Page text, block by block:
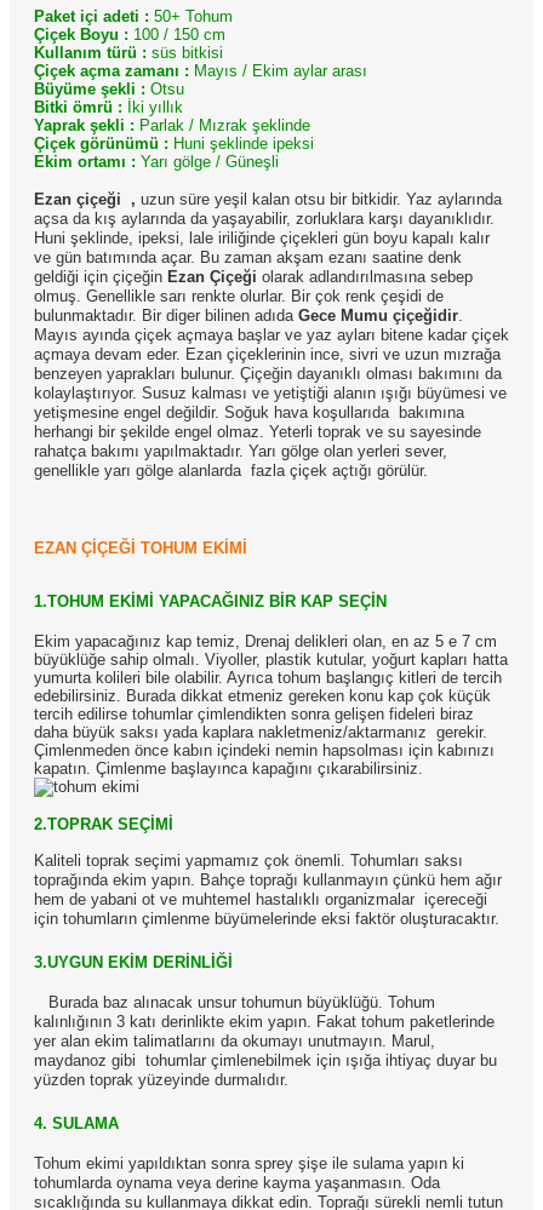
Paket içi adeti : 50+ Tohum
Çiçek Boyu : 100 / 150 cm
Kullanım türü : süs bitkisi
Çiçek açma zamanı : Mayıs / Ekim aylar arası
Büyüme şekli : Otsu
Bitki ömrü : İki yıllık
Yaprak şekli : Parlak / Mızrak şeklinde
Çiçek görünümü : Huni şeklinde ipeksi
Ekim ortamı : Yarı gölge / Güneşli
Ezan çiçeği , uzun süre yeşil kalan otsu bir bitkidir. Yaz aylarında
açsa da kış aylarında da yaşayabilir, zorluklara karşı dayanıklıdır.
Huni şeklinde, ipeksi, lale iriliğinde çiçekleri gün boyu kapalı kalır
ve gün batımında açar. Bu zaman akşam ezanı saatine denk
geldiği için çiçeğin Ezan Çiçeği olarak adlandırılmasına sebep
olmuş. Genellikle sarı renkte olurlar. Bir çok renk çeşidi de
bulunmaktadır. Bir diger bilinen adıda Gece Mumu çiçeğidir.
Mayıs ayında çiçek açmaya başlar ve yaz ayları bitene kadar çiçek
açmaya devam eder. Ezan çiçeklerinin ince, sivri ve uzun mızrağa
benzeyen yaprakları bulunur. Çiçeğin dayanıklı olması bakımını da
kolaylaştırıyor. Susuz kalması ve yetiştiği alanın ışığı büyümesi ve
yetişmesine engel değildir. Soğuk hava koşullarıda bakımına
herhangi bir şekilde engel olmaz. Yeterli toprak ve su sayesinde
rahatça bakımı yapılmaktadır. Yarı gölge olan yerleri sever,
genellikle yarı gölge alanlarda fazla çiçek açtığı görülür.
EZAN ÇİÇEĞİ TOHUM EKİMİ
1.TOHUM EKİMİ YAPACAĞINIZ BİR KAP SEÇİN
E kim yapacağınız kap temiz, Drenaj delikleri olan, en az 5 e 7 cm
büyüklüğe sahip olmalı. Viyoller, plastik kutular, yoğurt kapları hatta
yumurta kolileri bile olabilir. Ayrıca tohum başlangıç kitleri de tercih
edebilirsiniz. Burada dikkat etmeniz gereken konu kap çok küçük
tercih edilirse tohumlar çimlendikten sonra gelişen fideleri biraz
daha büyük saksı yada kaplara nakletmeniz/aktarmanız gerekir.
Çimlenmeden önce kabın içindeki nemin hapsolması için kabınızı
kapatın. Çimlenme başlayınca kapağını çıkarabilirsiniz.
2.TOPRAK SEÇİMİ
Kaliteli toprak seçimi yapmamız çok önemli. Tohumları saksı
toprağında ekim yapın. Bahçe toprağı kullanmayın çünkü hem ağır
hem de yabani ot ve muhtemel hastalıklı organizmalar içereceği
için tohumların çimlenme büyümelerinde eksi faktör oluşturacaktır.
3.UYGUN EKİM DERİNLİĞİ
Burada baz alınacak unsur tohumun büyüklüğü. Tohum
kalınlığının 3 katı derinlikte ekim yapın. Fakat tohum paketlerinde
yer alan ekim talimatlarını da okumayı unutmayın. Marul,
maydanoz gibi tohumlar çimlenebilmek için ışığa ihtiyaç duyar bu
yüzden toprak yüzeyinde durmalıdır.
4. SULAMA
Tohum ekimi yapıldıktan sonra sprey şişe ile sulama yapın ki
tohumlarda oynama veya derine kayma yaşanmasın. Oda
sıcaklığında su kullanmaya dikkat edin. Toprağı sürekli nemli tutun